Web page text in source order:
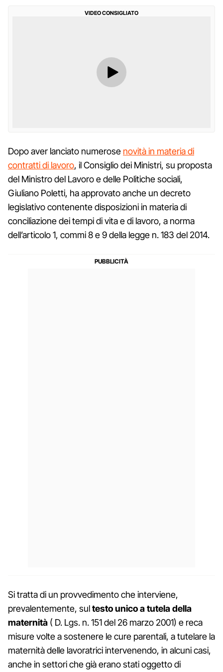
VIDEO CONSIGLIATO
Dopo aver lanciato numerose novità in materia di
contratti di lavoro, il Consiglio dei Ministri, su proposta
del Ministro del Lavoro e delle Politiche sociali,
Giuliano Poletti, ha approvato anche un decreto
legislativo contenente disposizioni in materia di
conciliazione dei tempi di vita e di lavoro, a norma
dell’articolo 1, commi 8 e 9 della legge n. 183 del 2014.
Si tratta di un provvedimento che interviene,
prevalentemente, sultesto unico a tutela della
maternità ( D. Lgs. n. 151 del 26 marzo 2001) e reca
misure volte a sostenere le cure parentali, a tutelare la
maternità delle lavoratrici intervenendo, in alcuni casi,
anche in settori che già erano stati oggetto di